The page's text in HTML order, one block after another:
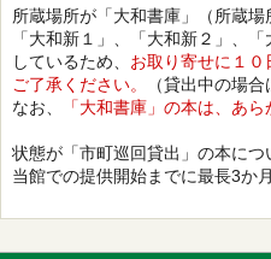
所蔵場所が「大和書庫」（所蔵
「大和新１」、「大和新２」、
しているため、 お取り寄せに１０
ご了承ください。
（貸出中の場
なお、
「大和書庫」の本は、あ
状態が「市町巡回貸出」の本に
当館での提供開始までに最長3か